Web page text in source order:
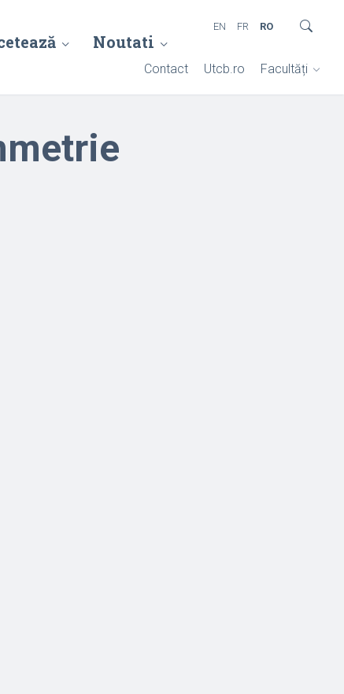
Noutati
Contact Utcb.ro Facultăți
EN FR RO